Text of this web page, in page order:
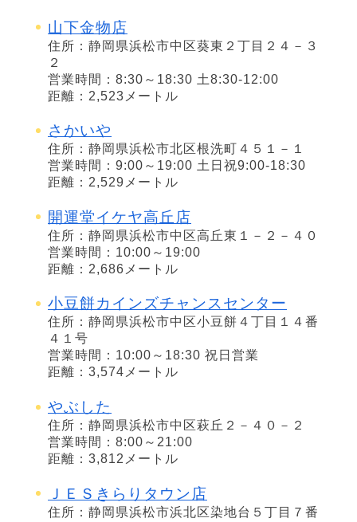
山下金物店
住所：静岡県浜松市中区葵東２丁目２４－３
２
営業時間：8:30～18:30 土8:30-12:00
距離：2,523メートル
さかいや
住所：静岡県浜松市北区根洗町４５１－１
営業時間：9:00～19:00 土日祝9:00-18:30
距離：2,529メートル
開運堂イケヤ高丘店
住所：静岡県浜松市中区高丘東１－２－４０
営業時間：10:00～19:00
距離：2,686メートル
小豆餅カインズチャンスセンター
住所：静岡県浜松市中区小豆餅４丁目１４番
４１号
営業時間：10:00～18:30 祝日営業
距離：3,574メートル
やぶした
住所：静岡県浜松市中区萩丘２－４０－２
営業時間：8:00～21:00
距離：3,812メートル
ＪＥＳきらりタウン店
住所：静岡県浜松市浜北区染地台５丁目７番